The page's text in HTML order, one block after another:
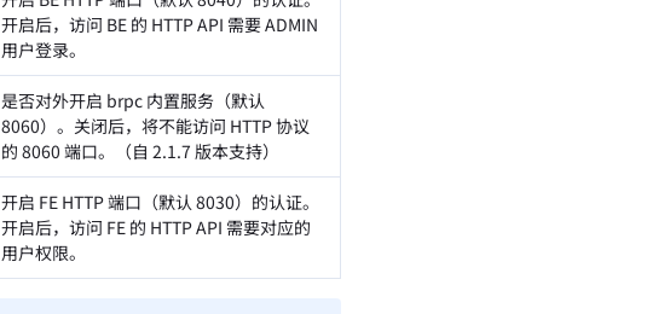
开启后，访问 BE 的 HTTP API 需要 ADMIN
用户登录。
是否对外开启 brpc 内置服务（默认
8060）。关闭后，将不能访问 HTTP 协议
的 8060 端口。（自 2.1.7 版本支持）
开启 FE HTTP 端口（默认 8030）的认证。
开启后，访问 FE 的 HTTP API 需要对应的
用户权限。